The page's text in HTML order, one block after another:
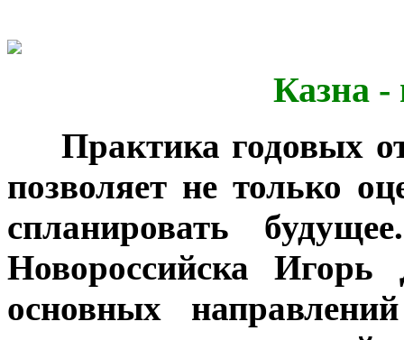
Казна -
Практика годовых
позволяет не только
спланировать
Новороссийска Игорь
основных